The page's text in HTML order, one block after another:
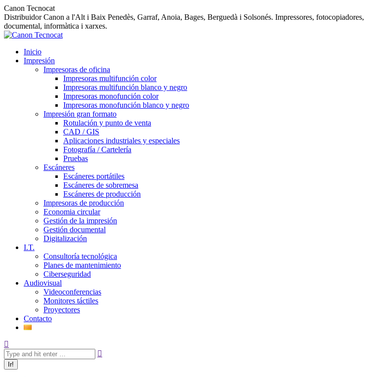
Canon Tecnocat
Distribuidor Canon a l'Alt i Baix Penedès, Garraf, Anoia, Bages, Berguedà i Solsonés. Impressores,
documental, informàtica i xarxes.
Inicio
Impresión
Impresoras de oficina
Impresoras multifunción color
Impresoras multifunción blanco y negro
Impresoras monofunción color
Impresoras monofunción blanco y negro
Impresión gran formato
Rotulación y punto de venta
CAD / GIS
Aplicaciones industriales y especiales
Fotografía / Cartelería
Pruebas
Escáneres
Escáneres portátiles
Escáneres de sobremesa
Escáneres de producción
Impresoras de producción
Economia circular
Gestión de la impresión
Gestión documental
Digitalización
I.T.
Consultoría tecnológica
Planes de mantenimiento
Ciberseguridad
Audiovisual
Videoconferencias
Monitores táctiles
Proyectores
Contacto